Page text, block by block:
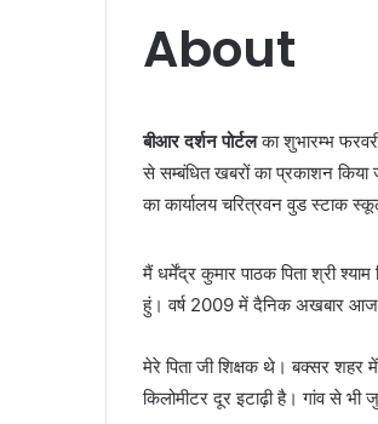
About
बीआर दर्शन पोर्टलका शुभारम्भ
से सम्बंधित खबरों का प्रकाशन किया
का कार्यालय चरित्रवन वुड स्टाक
मैं धर्मेंद्र कुमार पाठक पिता श्री
हुं। वर्ष 2009 में दैनिक अखबार
मेरे पिता जी शिक्षक थे। बक्सर
किलोमीटर दूर इटाढ़ी है। गांव से भी